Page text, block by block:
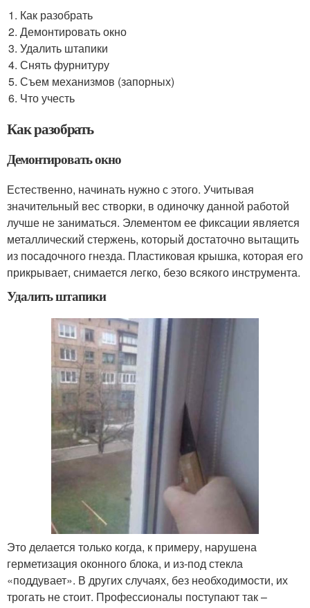
Как разобрать
Демонтировать окно
Удалить штапики
Снять фурнитуру
Съем механизмов (запорных)
Что учесть
Как разобрать
Демонтировать окно
Естественно, начинать нужно с этого. Учитывая
значительный вес створки, в одиночку данной работой
лучше не заниматься. Элементом ее фиксации является
металлический стержень, который достаточно вытащить
из посадочного гнезда. Пластиковая крышка, которая его
прикрывает, снимается легко, безо всякого инструмента.
Удалить штапики
Это делается только когда, к примеру, нарушена
герметизация оконного блока, и из-под стекла
«поддувает». В других случаях, без необходимости, их
трогать не стоит. Профессионалы поступают так –